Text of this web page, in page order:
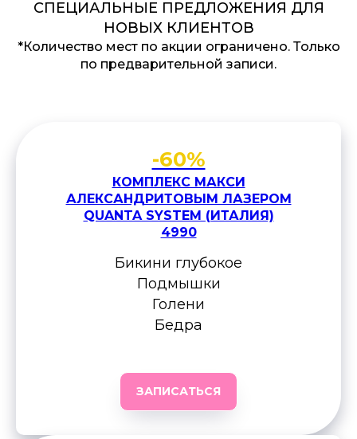
СПЕЦИАЛЬНЫЕ ПРЕДЛОЖЕНИЯ ДЛЯ
НОВЫХ КЛИЕНТОВ
*Количество мест по акции ограничено. Только
по предварительной записи.
-60%
КОМПЛЕКС МАКСИ
АЛЕКСАНДРИТОВЫМ ЛАЗЕРОМ
QUANTA SYSTEM (ИТАЛИЯ)
4990
Бикини глубокое
Подмышки
Голени
Бедра
ЗАПИСАТЬСЯ